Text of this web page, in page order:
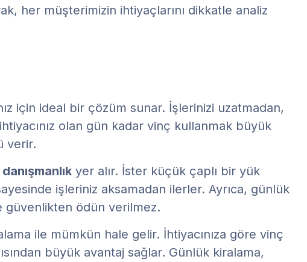
her müşterimizin ihtiyaçlarını dikkatle analiz
için ideal bir çözüm sunar. İşlerinizi uzatmadan,
olan gün kadar vinç kullanmak büyük
verir.
yer alır. İster küçük çaplı bir yük
işleriniz aksamadan ilerler. Ayrıca, günlük
güvenlikten ödün verilmez.
ile mümkün hale gelir. İhtiyacınıza göre vinç
büyük avantaj sağlar. Günlük kiralama,